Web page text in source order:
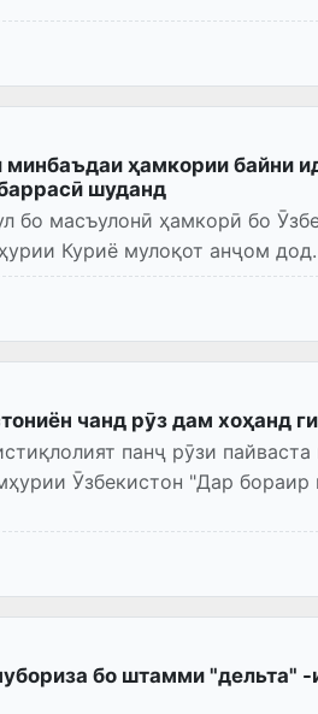
ҳамкории байни
шуданд
бо масъулонӣ ҳамкорӣ бо
Куриё мулоқот анҷом дод.
чанд рӯз дам хоҳанд
панҷ рӯзи
Ӯзбекистон "Дар бораир
бо штамми "дельта" -